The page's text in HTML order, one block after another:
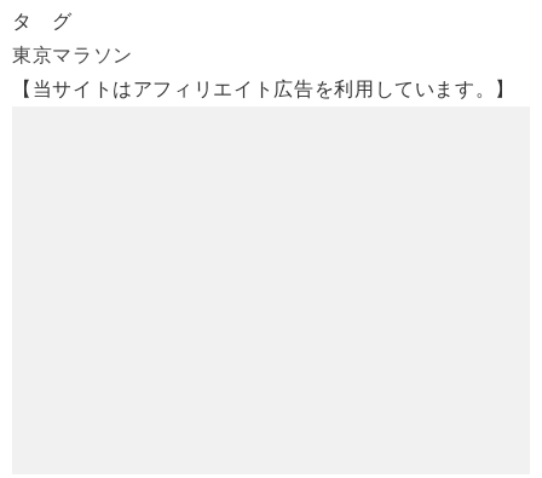
タ グ
東京マラソン
【当サイトはアフィリエイト広告を利用しています。】